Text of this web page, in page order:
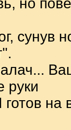
сунув
руки
на